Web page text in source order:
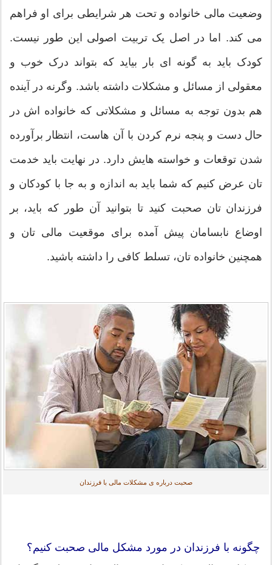
وضعیت مالی خانواده و تحت هر شرایطی برای او فراهم
می کند. اما در اصل یک تربیت اصولی این طور نیست.
کودک باید به گونه ای بار بیاید که بتواند درک خوب و
معقولی از مسائل و مشکلات داشته باشد. وگرنه در آینده
هم بدون توجه به مسائل و مشکلاتی که خانواده اش در
حال دست و پنجه نرم کردن با آن هاست، انتظار برآورده
شدن توقعات و خواسته هایش دارد. در نهایت باید خدمت
تان عرض کنیم که شما باید به اندازه و به جا با کودکان و
فرزندان تان صحبت کنید تا بتوانید آن طور که باید، بر
اوضاع نابسامان پیش آمده برای موقعیت مالی تان و
همچنین خانواده تان، تسلط کافی را داشته باشید.
صحبت درباره ی مشکلات مالی با فرزندان
چگونه با فرزندان در مورد مشکل مالی صحبت کنیم؟